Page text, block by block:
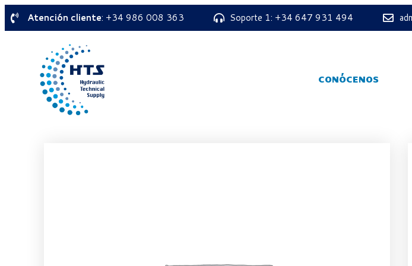
Atención cliente: +34 986 008 363 Soporte 1: +34 647 931 494
CONÓCENOS